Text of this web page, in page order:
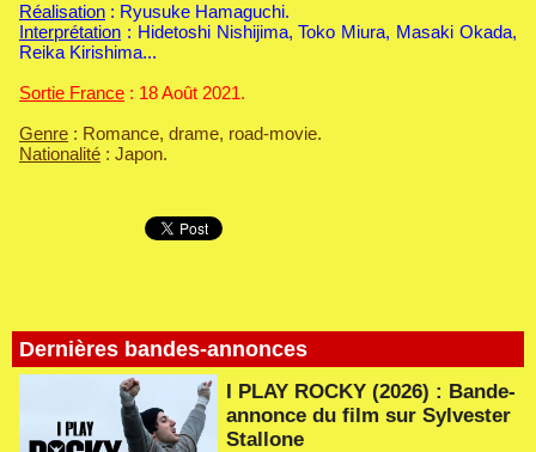
Dernières bandes-annonces
I PLAY ROCKY (2026) : Bande-
annonce du film sur Sylvester
Stallone
Réalisation : Ryusuke Hamaguchi.
Interprétation : Hidetoshi Nishijima, Toko Miura, Masaki Okada,
Reika Kirishima...
Sortie France : 18 Août 2021.
Genre : Romance, drame, road-movie.
Nationalité : Japon.